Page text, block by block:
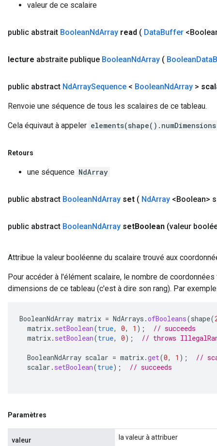
valeur de ce scalaire
public abstrait BooleanNdArray read ( DataBuffer
lecture abstraite publique BooleanNdArray ( BooleanData
public abstract NdArraySequence < BooleanNdArray >
Renvoie une séquence de tous les scalaires de ce tableau.
Cela équivaut à appeler
Retours
une séquence NdArray
public abstract BooleanNdArray set ( NdArray <Boolean>
public abstract BooleanNdArray setBoolean (valeur
Attribue la valeur booléenne du scalaire trouvé aux
Pour accéder à l'élément scalaire, le nombre de
dimensions de ce tableau (c'est à dire son rang). Par
BooleanNdArray matrix = NdArrays .ofBooleans(shape(
matrix. setBoolean(true, 0, 1 );
// succeeds
matrix. setBoolean(true, 0); // throws
BooleanNdArray scalar = matrix.get(0, 1 );
//
scalar . setBoolean(true); // succeeds
Paramètres
valeur la valeur à attribuer